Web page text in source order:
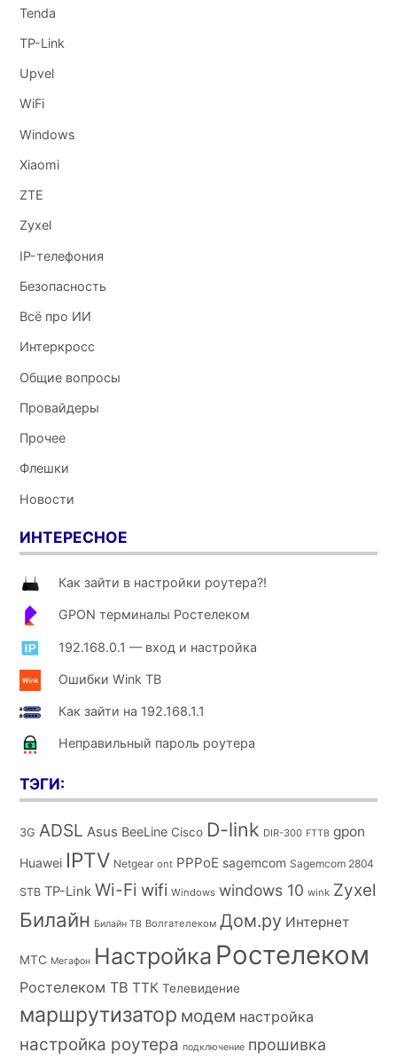
Tenda
TP-Link
Upvel
WiFi
Windows
Xiaomi
ZTE
Zyxel
IP-телефония
Безопасность
Всё про ИИ
Интеркросс
Общие вопросы
Провайдеры
Прочее
Флешки
Новости
ИНТЕРЕСНОЕ
Как зайти в настройки роутера?!
GPON терминалы Ростелеком
192.168.0.1 — вход и настройка
Ошибки Wink ТВ
Как зайти на 192.168.1.1
Неправильный пароль роутера
ТЭГИ:
3G ADSL Asus BeeLine Cisco D-link DIR-300 FTTB gpon
Huawei IPTV Netgear ont PPPoE sagemcom Sagemcom 2804
STB TP-Link Wi-Fi wifi Windows windows 10 wink Zyxel
Билайн Билайн ТВ Волгателеком Дом.ру Интернет
МТС Мегафон Настройка Ростелеком
Ростелеком ТВ ТТК Телевидение
маршрутизатор модем настройка
настройка роутера подключение прошивка